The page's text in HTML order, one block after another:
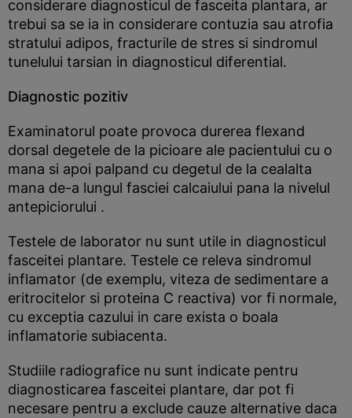
considerare diagnosticul de fasceita plantara, ar
trebui sa se ia in considerare contuzia sau atrofia
stratului adipos, fracturile de stres si sindromul
tunelului tarsian in diagnosticul diferential.
Diagnostic pozitiv
Examinatorul poate provoca durerea flexand
dorsal degetele de la picioare ale pacientului cu o
mana si apoi palpand cu degetul de la cealalta
mana de-a lungul fasciei calcaiului pana la nivelul
antepiciorului .
Testele de laborator nu sunt utile in diagnosticul
fasceitei plantare. Testele ce releva sindromul
inflamator (de exemplu, viteza de sedimentare a
eritrocitelor si proteina C reactiva) vor fi normale,
cu exceptia cazului in care exista o boala
inflamatorie subiacenta.
Studiile radiografice nu sunt indicate pentru
diagnosticarea fasceitei plantare, dar pot fi
necesare pentru a exclude cauze alternative daca